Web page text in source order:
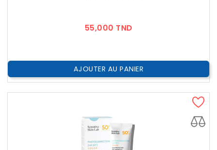
55,000 TND
AJOUTER AU PANIER